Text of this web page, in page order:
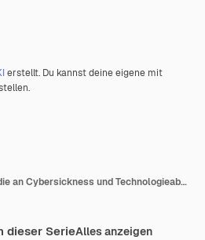
erstellt. Du kannst deine eigene mit
Konzept der Person, die an Cybersickness und Technologieabhängigkeit leidet
dieser SerieAlles anzeigen